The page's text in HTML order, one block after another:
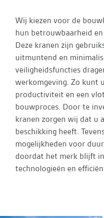
Wij kiezen voor de
hun betrouwbaarheid
Deze kranen zijn
uitmuntend en
veiligheidsfuncties
werkomgeving. Zo kunt
productiviteit en een
bouwproces. Door te
kranen zorgen wij dat
beschikking heeft.
mogelijkheden voor
doordat het merk blijft
technologieën en